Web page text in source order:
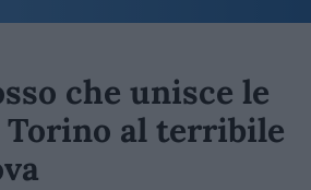
che unisce le
Torino al terribile